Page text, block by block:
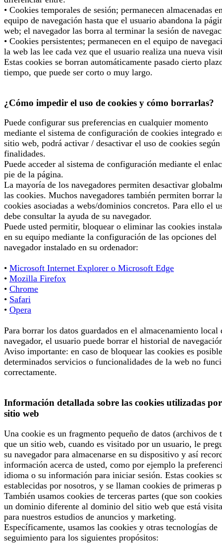
• Cookies temporales de sesión; permanecen almacenadas
equipo de navegación hasta que el usuario abandona la
web; el navegador las borra al terminar la sesión de
• Cookies persistentes; permanecen en el equipo de
la web las lee cada vez que el usuario realiza una nueva
Estas cookies se borran automáticamente pasado cierto
tiempo, que puede ser corto o muy largo.
¿Cómo impedir el uso de cookies y cómo borrarlas?
Puede configurar sus preferencias en cualquier momento
mediante el sistema de configuración de cookies integrado
sitio web, podrá activar / desactivar el uso de cookies según
finalidades.
Puede acceder al sistema de configuración mediante el
pie de la página.
La mayoría de los navegadores permiten desactivar
las cookies. Muchos navegadores también permiten borrar
cookies asociadas a webs/dominios concretos. Para ello el
debe consultar la ayuda de su navegador.
Puede usted permitir, bloquear o eliminar las cookies
en su equipo mediante la configuración de las opciones del
navegador instalado en su ordenador:
• Microsoft Internet Explorer o Microsoft Edge
• Mozilla Firefox
• Chrome
• Safari
• Opera
Para borrar los datos guardados en el almacenamiento local
navegador, el usuario puede borrar el historial de
Aviso importante: en caso de bloquear las cookies es
determinados servicios o funcionalidades de la web no
correctamente.
Información detallada sobre las cookies utilizadas por
sitio web
Una cookie es un fragmento pequeño de datos (archivos de
que un sitio web, cuando es visitado por un usuario, le
su navegador para almacenarse en su dispositivo y así
información acerca de usted, como por ejemplo la
idioma o su información para iniciar sesión. Estas cookies
establecidas por nosotros, y se llaman cookies de primeras
También usamos cookies de terceras partes (que son
un dominio diferente al dominio del sitio web que está
para nuestros estudios de anuncios y marketing.
Específicamente, usamos las cookies y otras tecnologías de
seguimiento para los siguientes propósitos: